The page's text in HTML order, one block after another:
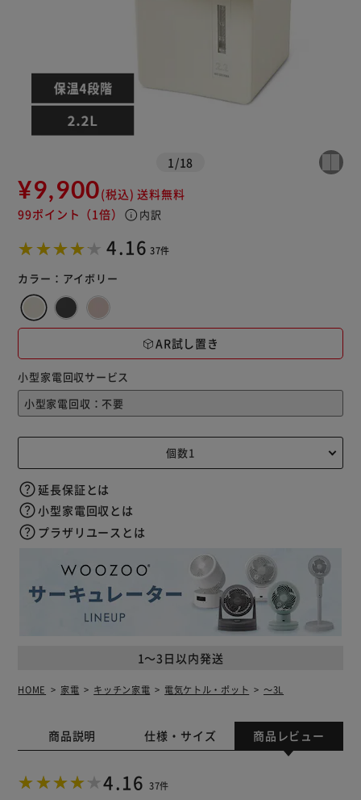
1 /18
¥9,900(税込) 送料無料
99ポイント （1倍） info 内訳
4.16 37件
カラー： アイボリー
1～3日以内発送
AR試し置き
小型家電回収サービス
延長保証とは
小型家電回収とは
プラザリユースとは
HOME 家電 キッチン家電 電気ケトル・ポット ～3L
商品説明 仕様・サイズ 商品レビュー
4.16 37件